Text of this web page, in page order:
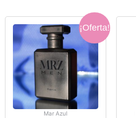
¡Oferta!
Mar Azul
precio
original
era:
$45.000.
precio
actual
es:
$35.000.